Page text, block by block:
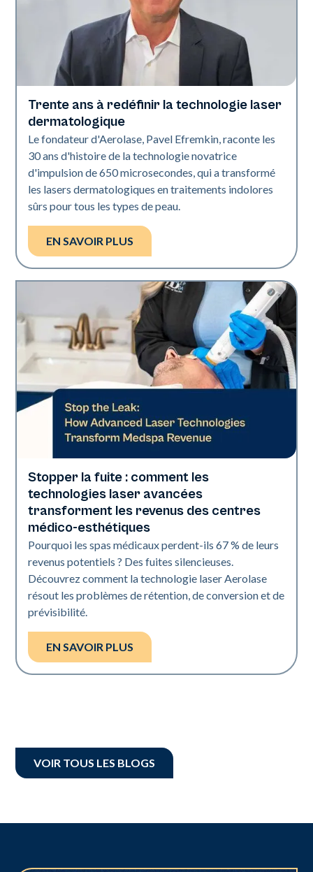
L'industrie
Trente ans à redéfinir la technologie laser
dermatologique
Le fondateur d'Aerolase, Pavel Efremkin, raconte les
30 ans d'histoire de la technologie novatrice
d'impulsion de 650 microsecondes, qui a transformé
les lasers dermatologiques en traitements indolores
sûrs pour tous les types de peau.
EN SAVOIR PLUS
L'industrie
Stopper la fuite : comment les
technologies laser avancées
transforment les revenus des centres
médico-esthétiques
Pourquoi les spas médicaux perdent-ils 67 % de leurs
revenus potentiels ? Des fuites silencieuses.
Découvrez comment la technologie laser Aerolase
résout les problèmes de rétention, de conversion et de
prévisibilité.
EN SAVOIR PLUS
VOIR TOUS LES BLOGS